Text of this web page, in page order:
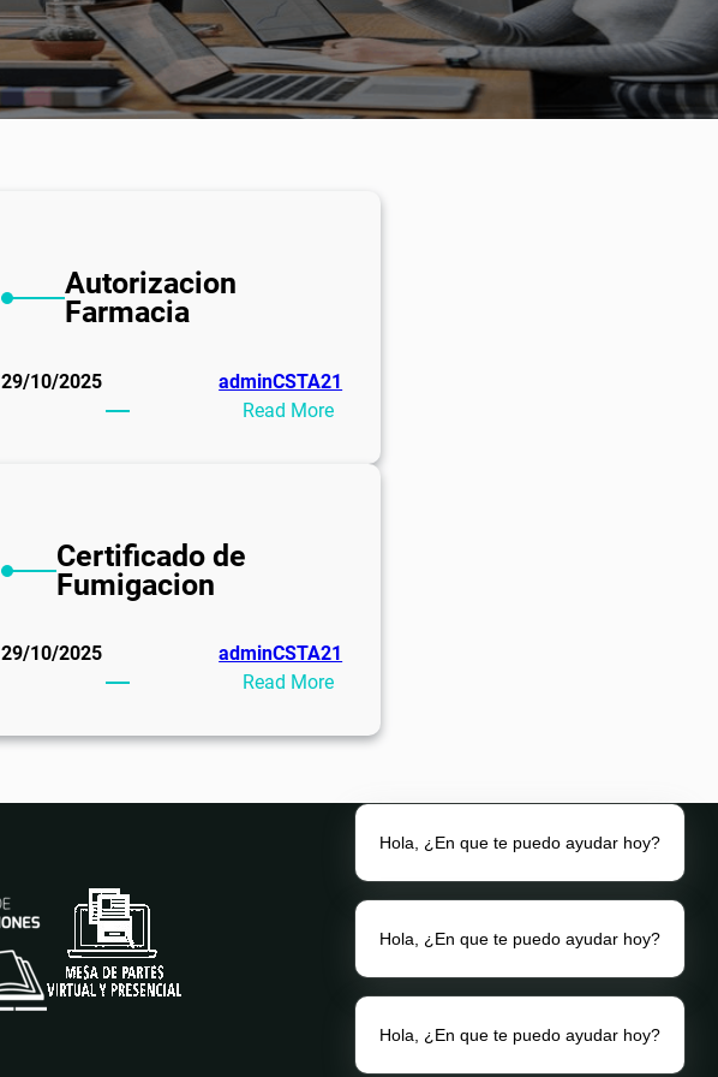
Autorizacion
Farmacia
29/10/2025
adminCSTA21
Read More:
Farmacia
Certificado de
Fumigacion
29/10/2025
adminCSTA21
Read More:
de
Hola, ¿En que te puedo ayudar hoy?
Hola, ¿En que te puedo ayudar hoy?
Hola, ¿En que te puedo ayudar hoy?